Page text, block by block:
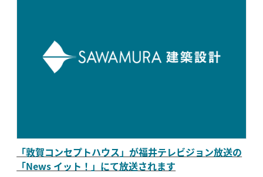
「敦賀コンセプトハウス」が福井テレビジョン放送の
「News イット！」にて放送されます